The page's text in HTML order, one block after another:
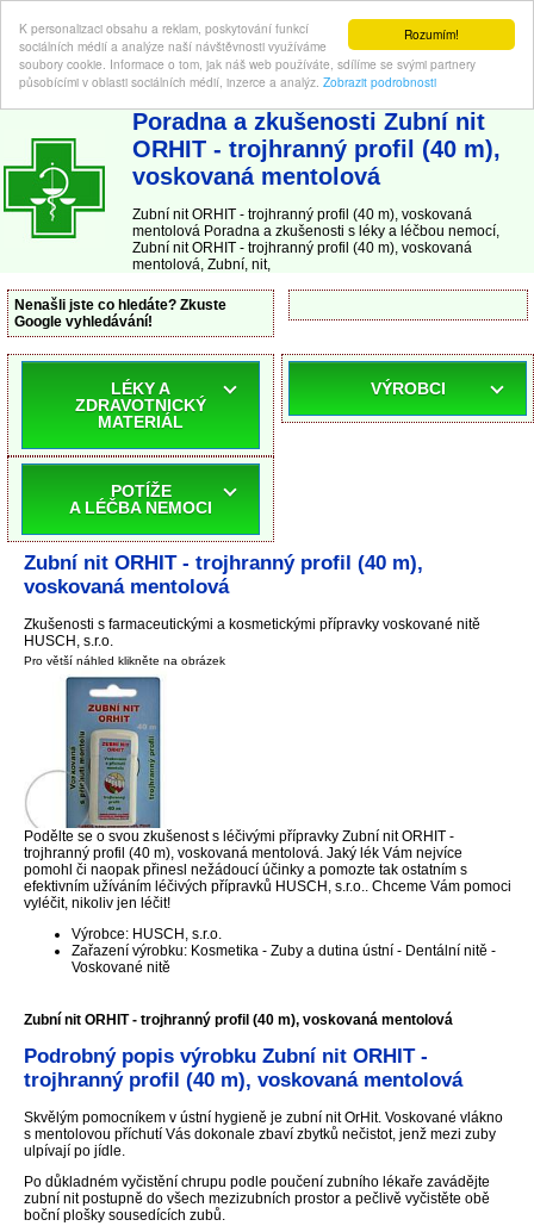
Rozumím!
K personalizaci obsahu a reklam, poskytování funkcí
sociálních médií a analýze naší návštěvnosti využíváme
soubory cookie. Informace o tom, jak náš web používáte, sdílíme se svými partnery
působícími v oblasti sociálních médií, inzerce a analýz. Zobrazit podrobnosti
ABC-LEKARNA.cz | Poradna a zkušenosti s léky a léčbou nemocí
Poradna a zkušenosti Zubní nit
ORHIT - trojhranný profil (40 m),
voskovaná mentolová
Zubní nit ORHIT - trojhranný profil (40 m), voskovaná
mentolová Poradna a zkušenosti s léky a léčbou nemocí,
Zubní nit ORHIT - trojhranný profil (40 m), voskovaná
mentolová, Zubní, nit,
Nenašli jste co hledáte? Zkuste
Google vyhledávání!
LÉKY A
ZDRAVOTNICKÝ
MATERIÁL
POTÍŽE
A LÉČBA NEMOCI
VÝROBCI
Zubní nit ORHIT - trojhranný profil (40 m),
voskovaná mentolová
Zkušenosti s farmaceutickými a kosmetickými přípravky voskované nitě
HUSCH, s.r.o.
Pro větší náhled klikněte na obrázek
Podělte se o svou zkušenost s léčivými přípravky Zubní nit ORHIT -
trojhranný profil (40 m), voskovaná mentolová. Jaký lék Vám nejvíce
pomohl či naopak přinesl nežádoucí účinky a pomozte tak ostatním s
efektivním užíváním léčivých přípravků HUSCH, s.r.o.. Chceme Vám pomoci
vyléčit, nikoliv jen léčit!
Výrobce: HUSCH, s.r.o.
Zařazení výrobku: Kosmetika - Zuby a dutina ústní - Dentální nitě -
Voskované nitě
Zubní nit ORHIT - trojhranný profil (40 m), voskovaná mentolová
Podrobný popis výrobku Zubní nit ORHIT -
trojhranný profil (40 m), voskovaná mentolová
Skvělým pomocníkem v ústní hygieně je zubní nit OrHit. Voskované vlákno
s mentolovou příchutí Vás dokonale zbaví zbytků nečistot, jenž mezi zuby
ulpívají po jídle.
Po důkladném vyčistění chrupu podle poučení zubního lékaře zavádějte
zubní nit postupně do všech mezizubních prostor a pečlivě vyčistěte obě
boční plošky sousedících zubů.